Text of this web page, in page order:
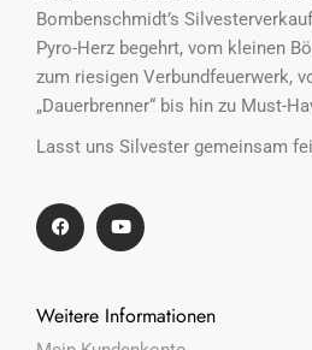
Bombenschmidt’s
Pyro-Herz begehrt, vom kleinen
zum riesigen Verbundfeuerwerk,
„Dauerbrenner“ bis hin zu Must-
Lasst uns Silvester gemeinsam
Weitere Informationen